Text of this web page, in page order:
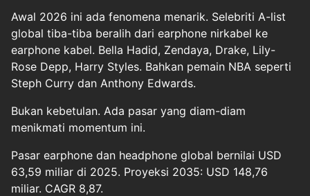
Awal 2026 ini ada fenomena menarik. Selebriti A-list
global tiba-tiba beralih dari earphone nirkabel ke
earphone kabel. Bella Hadid, Zendaya, Drake, Lily-
Rose Depp, Harry Styles. Bahkan pemain NBA seperti
Steph Curry dan Anthony Edwards.
Bukan kebetulan. Ada pasar yang diam-diam
menikmati momentum ini.
Pasar earphone dan headphone global bernilai USD
63,59 miliar di 2025. Proyeksi 2035: USD 148,76
miliar. CAGR 8,87.